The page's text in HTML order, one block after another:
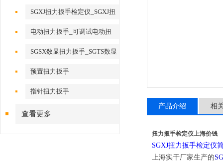
SGXJ扭力扳手检定仪_SGXJ扭
矩扳手检定仪
电动扭力扳手_可调试电动扭
SGSX数显扭力扳手_SGTS数显
扭力扳手
预置扭力扳手
指针扭力扳手
查看更多
产品介绍 相
扭力扳手检定仪上海价钱
SGXJ扭力扳手检定仪
上海实干厂家生产的